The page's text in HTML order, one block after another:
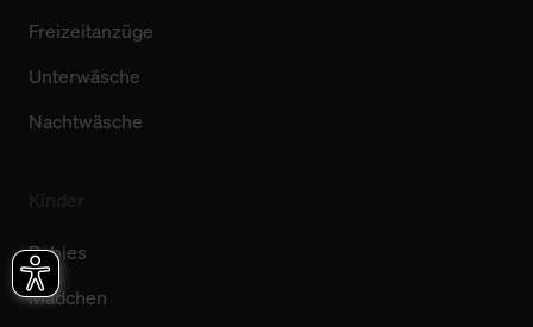
Freizeitanzüge
Unterwäsche
Nachtwäsche
Babies
Mädchen